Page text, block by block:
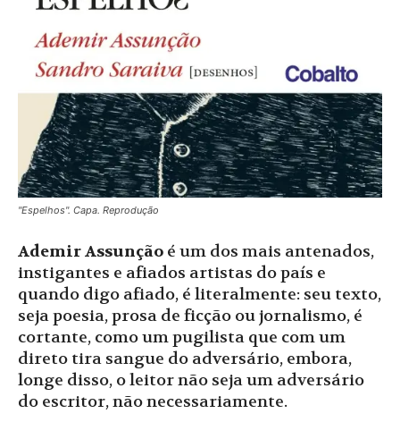
"Espelhos". Capa. Reprodução
Ademir Assunção é um dos mais antenados,
instigantes e afiados artistas do país e
quando digo afiado, é literalmente: seu texto,
seja poesia, prosa de ficção ou jornalismo, é
cortante, como um pugilista que com um
direto tira sangue do adversário, embora,
longe disso, o leitor não seja um adversário
do escritor, não necessariamente.